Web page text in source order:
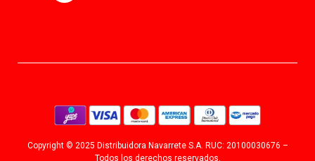
Copyright © 2025 Distribuidora Navarrete S.A. RUC: 20100030676 –
Todos los derechos reservados.